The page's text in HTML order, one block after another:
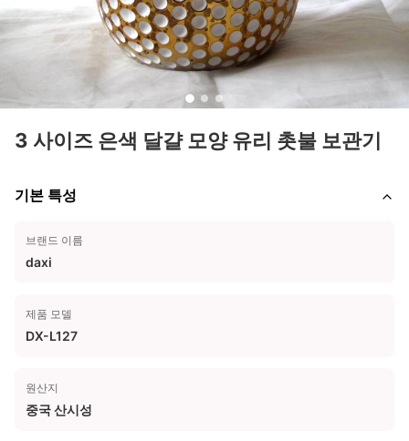
3 사이즈 은색 달걀 모양 유리 촛불 보관기
기본 특성
브랜드 이름
daxi
제품 모델
DX-L127
원산지
중국 산시성